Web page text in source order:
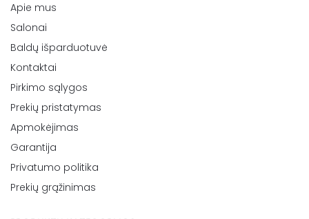
Apie mus
Salonai
Baldų išparduotuvė
Kontaktai
Pirkimo sąlygos
Prekių pristatymas
Apmokėjimas
Garantija
Privatumo politika
Prekių grąžinimas